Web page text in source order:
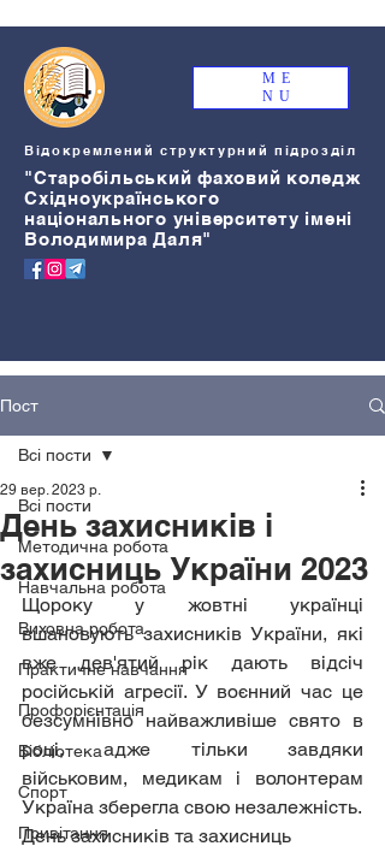
ME
NU
Відокремлений структурний підрозділ
"Старобільський фаховий коледж
Східноукраїнського
національного університету імені
Володимира Даля"
Пост
Всі пости
Методична робота
Навчальна робота
Виховна робота
Практичне навчання
Профорієнтація
Бібліотека
Спорт
Привітання
Всі пости
День захисників і
захисниць України 2023
29 вер. 2023 р.
Щороку у жовтні українці
вшановують захисників України, які
вже дев'ятий рік дають відсіч
російській агресії. У воєнний час це
безсумнівно найважливіше свято в
році, адже тільки завдяки
військовим, медикам і волонтерам
Україна зберегла свою незалежність.
День захисників та захисниць